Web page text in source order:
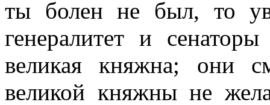
ты болен не был, то
генералитет и
великая княжна; они
великой княжны не